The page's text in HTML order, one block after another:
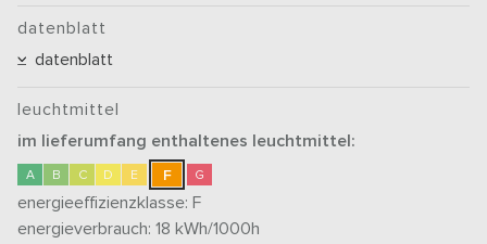
datenblatt
datenblatt
leuchtmittel
im lieferumfang enthaltenes leuchtmittel:
A B C D E F G
energieeffizienzklasse: F
energieverbrauch: 18 kWh/1000h